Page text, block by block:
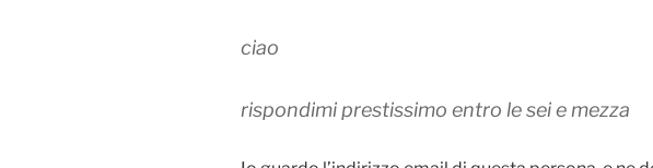
ciao
rispondimi prestissimo entro le sei e mezza